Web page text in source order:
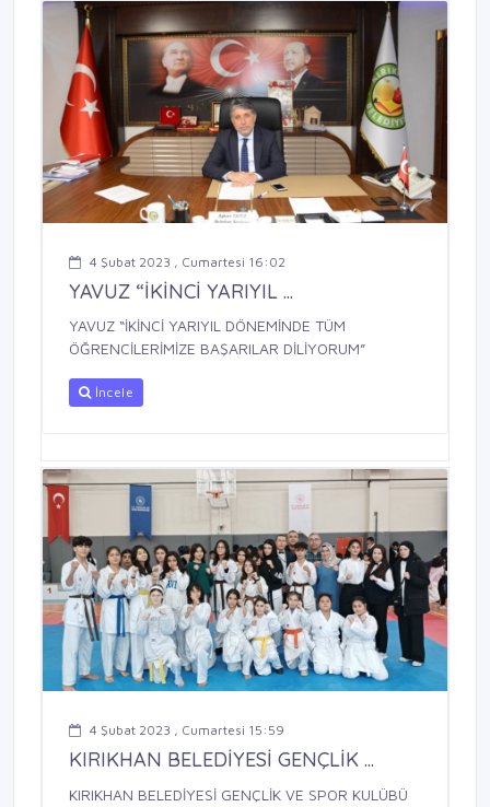
4 Şubat 2023 , Cumartesi 16:02
YAVUZ “İKİNCİ YARIYIL ...
YAVUZ “İKİNCİ YARIYIL DÖNEMİNDE TÜM
ÖĞRENCİLERİMİZE BAŞARILAR DİLİYORUM”
İncele
4 Şubat 2023 , Cumartesi 15:59
KIRIKHAN BELEDİYESİ GENÇLİK ...
KIRIKHAN BELEDİYESİ GENÇLİK VE SPOR KULÜBÜ